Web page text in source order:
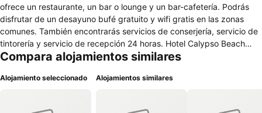
ofrece un restaurante, un bar o lounge y un bar-cafetería. Podrás
disfrutar de un desayuno bufé gratuito y wifi gratis en las zonas
comunes. También encontrarás servicios de conserjería, servicio de
tintorería y servicio de recepción 24 horas. Hotel Calypso Beach
ofrece 77 alojamientos con aire acondicionado, minibar y caja
con ducha, artículos de higiene personal gratuitos y secador de
Compara alojamientos similares
Alojamiento seleccionado Alojamientos similares